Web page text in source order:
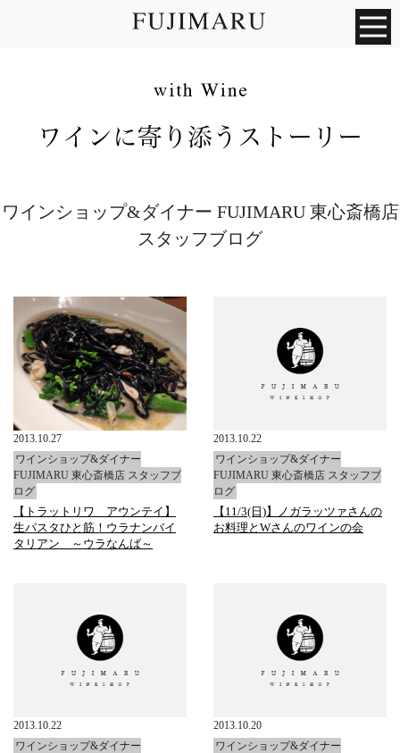
ワインショップ&ダイナー FUJIMARU 東心斎橋店
スタッフブログ
2013.10.27
ワインショップ&ダイナー
FUJIMARU 東心斎橋店 スタッフブ
ログ
【トラットリワ アウンテイ】
生パスタひと筋！ウラナンバイ
タリアン ～ウラなんば～
2013.10.22
ワインショップ&ダイナー
FUJIMARU 東心斎橋店 スタッフブ
ログ
【11/3(日)】ノガラッツァさんの
お料理とWさんのワインの会
2013.10.22
ワインショップ&ダイナー
2013.10.20
ワインショップ&ダイナー